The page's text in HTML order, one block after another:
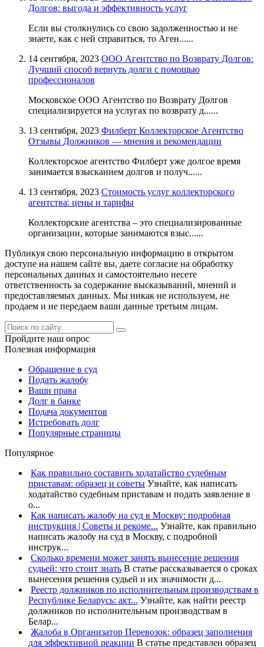
Долгов: выгода и эффективность услуг
Если вы столкнулись со свою задолженностью и не
знаете, как с ней справиться, то Аген......
14 сентября, 2023 ООО Агентство по Возврату Долгов:
Лучший способ вернуть долги с помощью
профессионалов
Московское ООО Агентство по Возврату Долгов
специализируется на услугах по возврату д......
13 сентября, 2023 Филберт Коллекторское Агентство
Отзывы Должников — мнения и рекомендации
Коллекторское агентство Филберт уже долгое время
занимается взысканием долгов и получ......
13 сентября, 2023 Стоимость услуг коллекторского
агентства: цены и тарифы
Коллекторские агентства – это специализированные
организации, которые занимаются взыс......
Публикуя свою персональную информацию в открытом
доступе на нашем сайте вы, даете согласие на обработку
персональных данных и самостоятельно несете
ответственность за содержание высказываний, мнений и
предоставляемых данных. Мы никак не используем, не
продаем и не передаем ваши данные третьим лицам.
Пройдите наш опрос
Полезная информация
Обращение в суд
Подать жалобу
Ваши права
Долг в банке
Подача документов
Истребовать долг
Популярные страницы
Популярное
Как правильно составить ходатайство судебным
приставам: образец и советы Узнайте, как написать
ходатайство судебным приставам и подать заявление в
о...
Как написать жалобу на суд в Москву: подробная
инструкция | Советы и рекоме... Узнайте, как правильно
написать жалобу на суд в Москву, с подробной
инструк...
Сколько времени может занять вынесение решения
судьей: что стоит знать В статье рассказывается о сроках
вынесения решения судьей и их значимости д...
Реестр должников по исполнительным производствам в
Республике Беларусь: акт... Узнайте, как найти реестр
должников по исполнительным производствам в
Белар...
Жалоба в Организатор Перевозок: образец заполнения
для эффективной реакции В статье представлен образец